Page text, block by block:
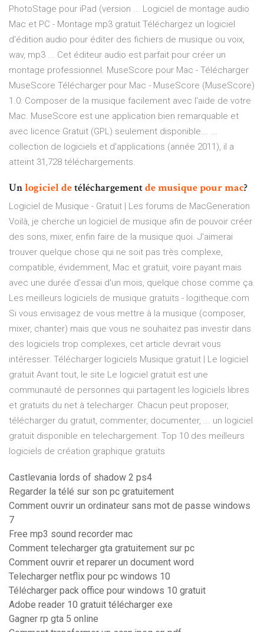
PhotoStage pour iPad (version ... Logiciel de montage audio
Mac et PC - Montage mp3 gratuit Téléchargez un logiciel
d'édition audio pour éditer des fichiers de musique ou voix,
wav, mp3 ... Cet éditeur audio est parfait pour créer un
montage professionnel. MuseScore pour Mac - Télécharger
MuseScore Télécharger pour Mac - MuseScore (MuseScore)
1.0: Composer de la musique facilement avec l'aide de votre
Mac. MuseScore est une application bien remarquable et
avec licence Gratuit (GPL) seulement disponible... ...
collection de logiciels et d'applications (année 2011), il a
atteint 31,728 téléchargements.
Unlogicieldetéléchargementdemusiquepourmac?
Logiciel de Musique - Gratuit | Les forums de MacGeneration
Voilà, je cherche un logiciel de musique afin de pouvoir créer
des sons, mixer, enfin faire de la musique quoi. J'aimerai
trouver quelque chose qui ne soit pas très complexe,
compatible, évidemment, Mac et gratuit, voire payant mais
avec une durée d'essai d'un mois, quelque chose comme ça.
Les meilleurs logiciels de musique gratuits - logitheque.com
Si vous envisagez de vous mettre à la musique (composer,
mixer, chanter) mais que vous ne souhaitez pas investir dans
des logiciels trop complexes, cet article devrait vous
intéresser. Télécharger logiciels Musique gratuit | Le logiciel
gratuit Avant tout, le site Le logiciel gratuit est une
communauté de personnes qui partagent les logiciels libres
et gratuits du net à telecharger. Chacun peut proposer,
télécharger du gratuit, commenter, documenter, ... un logiciel
gratuit disponible en telechargement. Top 10 des meilleurs
logiciels de création graphique gratuits
Castlevania lords of shadow 2 ps4
Regarder la télé sur son pc gratuitement
Comment ouvrir un ordinateur sans mot de passe windows
7
Free mp3 sound recorder mac
Comment telecharger gta gratuitement sur pc
Comment ouvrir et reparer un document word
Telecharger netflix pour pc windows 10
Télécharger pack office pour windows 10 gratuit
Adobe reader 10 gratuit télécharger exe
Gagner rp gta 5 online